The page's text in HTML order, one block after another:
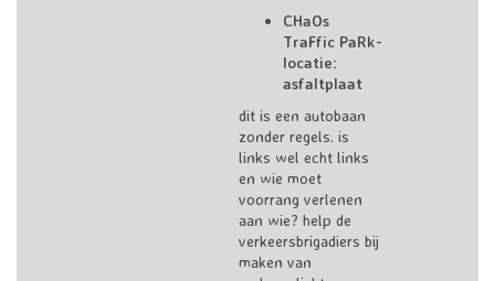
CHaOs
TraFfic PaRk-
locatie:
asfaltplaat
dit is een autobaan
zonder regels. is
links wel echt links
en wie moet
voorrang verlenen
aan wie? help de
verkeersbrigadiers bij
maken van